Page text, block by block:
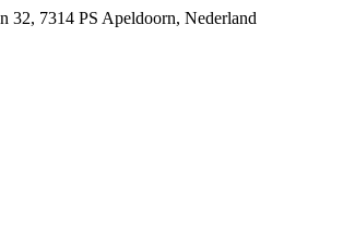
32, 7314 PS Apeldoorn, Nederland